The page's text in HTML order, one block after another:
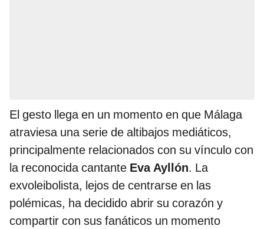
El gesto llega en un momento en que Málaga
atraviesa una serie de altibajos mediáticos,
principalmente relacionados con su vínculo con
la reconocida cantante Eva Ayllón. La
exvoleibolista, lejos de centrarse en las
polémicas, ha decidido abrir su corazón y
compartir con sus fanáticos un momento